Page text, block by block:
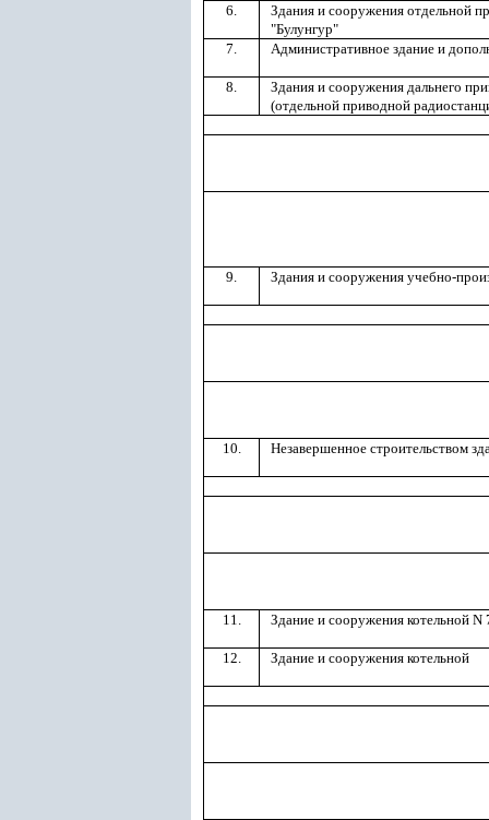
6.
Здания и сооружения отдельной
"Булунгур"
7.
Административное здание и
8.
Здания и сооружения дальнего
(отдельной приводной
9. Здания и сооружения учебно-
10. Незавершенное строительством
11. Здание и сооружения котельной N
12. Здание и сооружения котельной